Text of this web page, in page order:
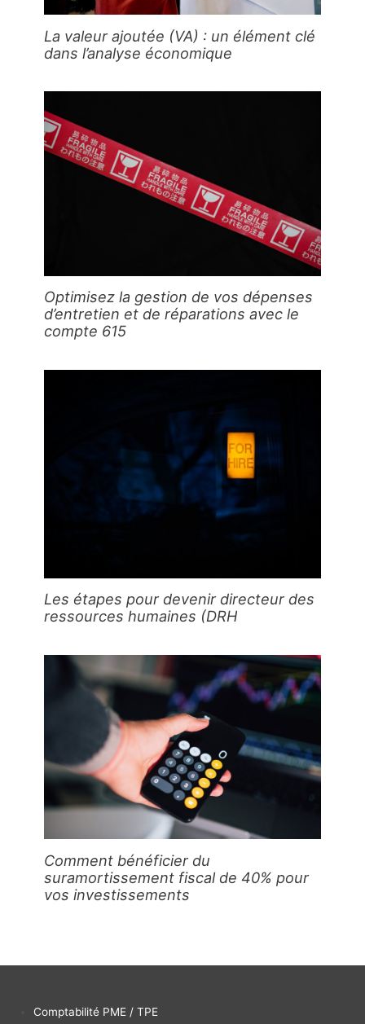
La valeur ajoutée (VA) : un élément clé
dans l’analyse économique
Optimisez la gestion de vos dépenses
d’entretien et de réparations avec le
compte 615
Les étapes pour devenir directeur des
ressources humaines (DRH
Comment bénéficier du
suramortissement fiscal de 40% pour
vos investissements
Comptabilité PME / TPE